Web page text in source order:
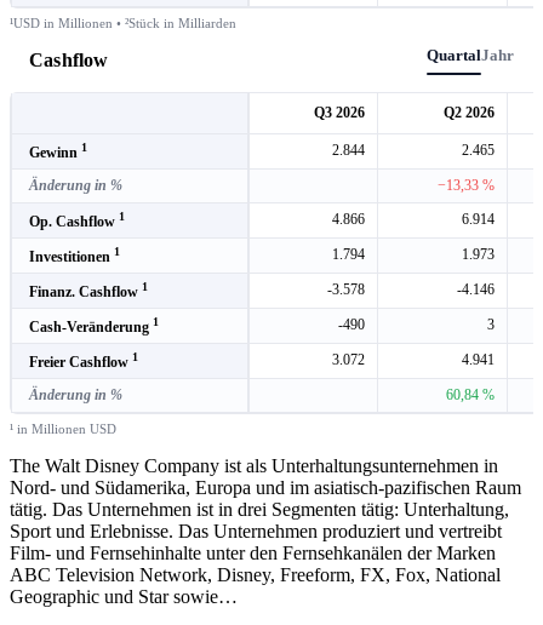
¹USD in Millionen • ²Stück in Milliarden
Cashflow QuartalJahr
Q3 2026 Q2 2026
Gewinn 1 2.844 2.465
Änderung in % −13,33 %
Op. Cashflow 1 4.866 6.914
Investitionen 1 1.794 1.973
Finanz. Cashflow 1 -3.578 -4.146
Cash-Veränderung 1 -490 3
Freier Cashflow 1 3.072 4.941
Änderung in % 60,84 %
¹ in Millionen USD
The Walt Disney Company ist als Unterhaltungsunternehmen in
Nord- und Südamerika, Europa und im asiatisch-pazifischen Raum
tätig. Das Unternehmen ist in drei Segmenten tätig: Unterhaltung,
Sport und Erlebnisse. Das Unternehmen produziert und vertreibt
Film- und Fernsehinhalte unter den Fernsehkanälen der Marken
ABC Television Network, Disney, Freeform, FX, Fox, National
Geographic und Star sowie…